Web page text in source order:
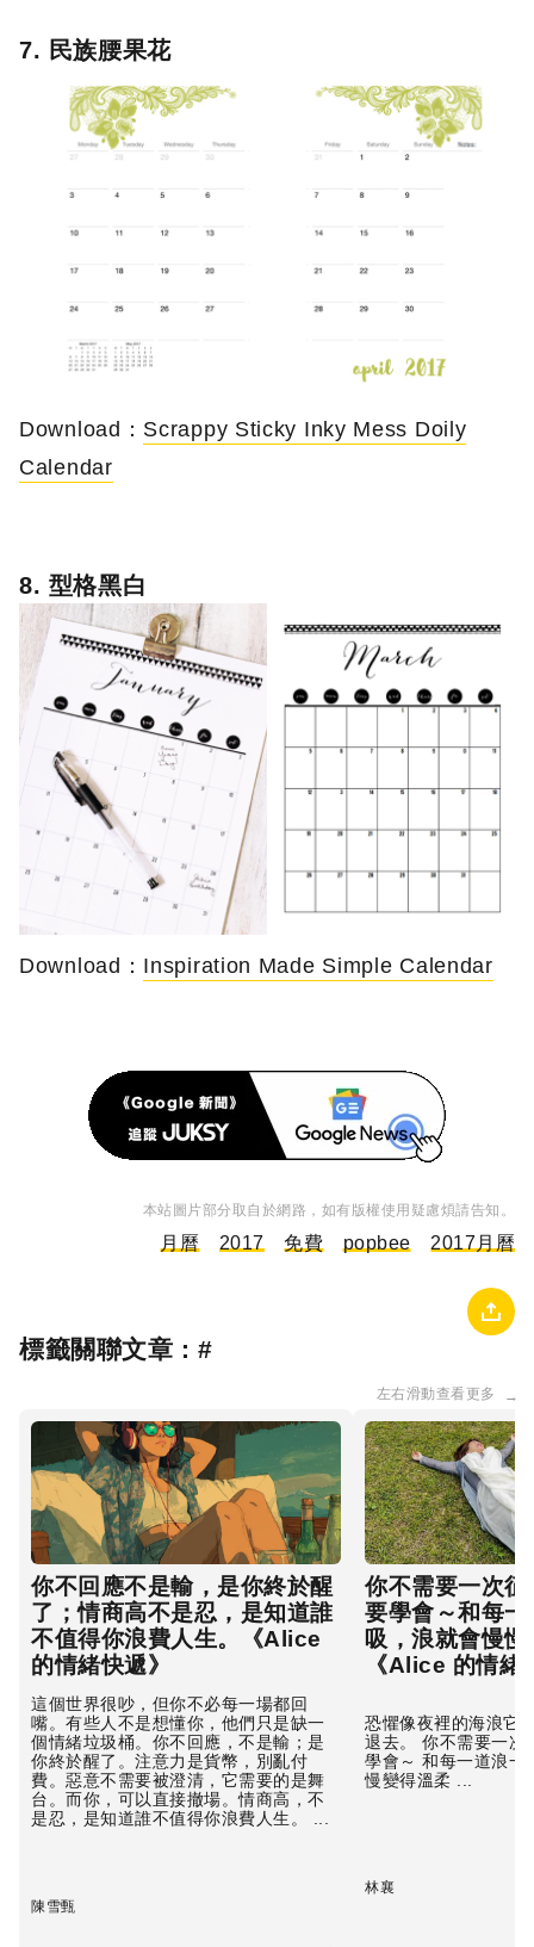
7. 民族腰果花
Download： Scrappy Sticky Inky Mess Doily
Calendar
8. 型格黑白
Download： Inspiration Made Simple Calendar
本站圖片部分取自於網路，如有版權使用疑慮煩請告知。
月曆 2017 免費 popbee 2017月曆
標籤關聯文章 : #
左右滑動查看更多 →
你不回應不是輸，是你終於醒
了；情商高不是忍，是知道誰
不值得你浪費人生。《Alice
的情緒快遞》
這個世界很吵，但你不必每一場都回
嘴。有些人不是想懂你，他們只是缺一
個情緒垃圾桶。你不回應，不是輸；是
你終於醒了。注意力是貨幣，別亂付
費。惡意不需要被澄清，它需要的是舞
台。而你，可以直接撤場。情商高，不
是忍，是知道誰不值得你浪費人生。 ...
陳雪甄
你不需要一次
要學會～和每
吸，浪就會慢
《Alice 的情緒
恐懼像夜裡的海浪它
退去。 你不需要一次
學會～ 和每一道浪一
慢變得溫柔 ...
林襄